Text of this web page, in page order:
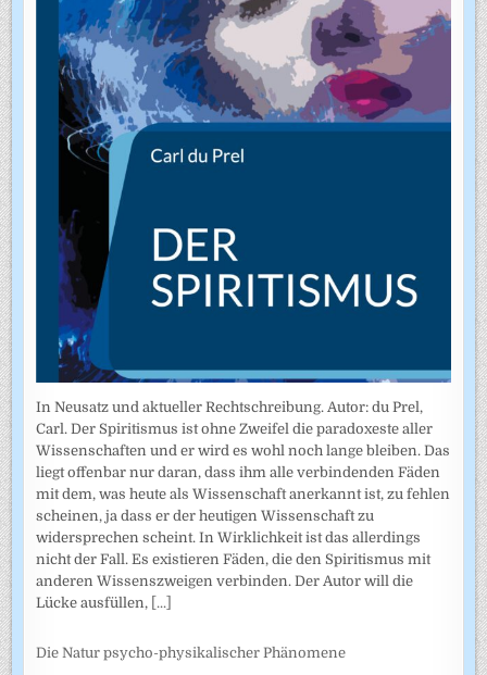
In Neusatz und aktueller Rechtschreibung. Autor: du Prel,
Carl. Der Spiritismus ist ohne Zweifel die paradoxeste aller
Wissenschaften und er wird es wohl noch lange bleiben. Das
liegt offenbar nur daran, dass ihm alle verbindenden Fäden
mit dem, was heute als Wissenschaft anerkannt ist, zu fehlen
scheinen, ja dass er der heutigen Wissenschaft zu
widersprechen scheint. In Wirklichkeit ist das allerdings
nicht der Fall. Es existieren Fäden, die den Spiritismus mit
anderen Wissenszweigen verbinden. Der Autor will die
Lücke ausfüllen, [...]
Die Natur psycho-physikalischer Phänomene